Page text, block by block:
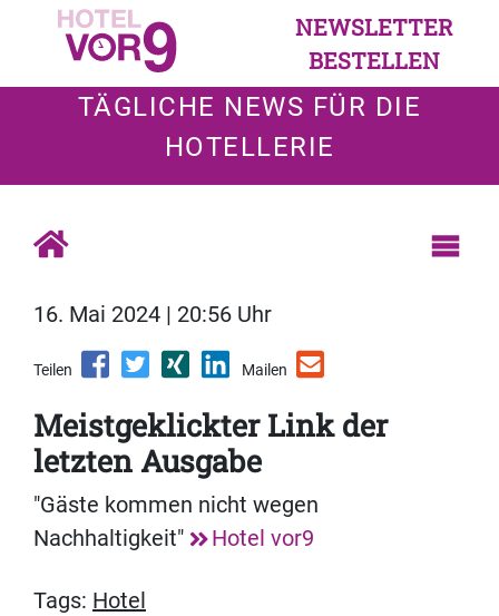
NEWSLETTER
BESTELLEN
TÄGLICHE NEWS FÜR DIE
HOTELLERIE
16. Mai 2024 | 20:56 Uhr
Teilen Mailen
Meistgeklickter Link der
letzten Ausgabe
"Gäste kommen nicht wegen
Nachhaltigkeit"
Hotel vor9
Tags: Hotel